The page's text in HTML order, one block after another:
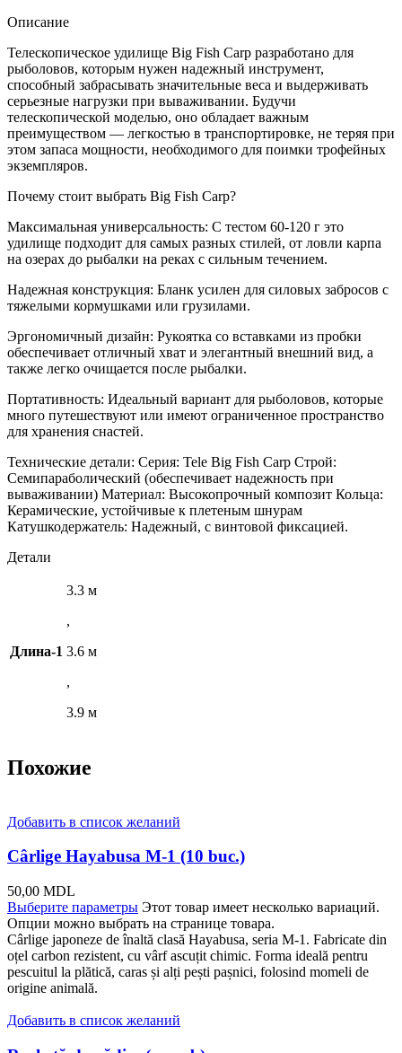
Описание
Телескопическое удилище Big Fish Carp разработано для
рыболовов, которым нужен надежный инструмент,
способный забрасывать значительные веса и выдерживать
серьезные нагрузки при вываживании. Будучи
телескопической моделью, оно обладает важным
преимуществом — легкостью в транспортировке, не теряя при
этом запаса мощности, необходимого для поимки трофейных
экземпляров.
Почему стоит выбрать Big Fish Carp?
Максимальная универсальность: С тестом 60-120 г это
удилище подходит для самых разных стилей, от ловли карпа
на озерах до рыбалки на реках с сильным течением.
Надежная конструкция: Бланк усилен для силовых забросов с
тяжелыми кормушками или грузилами.
Эргономичный дизайн: Рукоятка со вставками из пробки
обеспечивает отличный хват и элегантный внешний вид, а
также легко очищается после рыбалки.
Портативность: Идеальный вариант для рыболовов, которые
много путешествуют или имеют ограниченное пространство
для хранения снастей.
Технические детали: Серия: Tele Big Fish Carp Строй:
Семипараболический (обеспечивает надежность при
вываживании) Материал: Высокопрочный композит Кольца:
Керамические, устойчивые к плетеным шнурам
Катушкодержатель: Надежный, с винтовой фиксацией.
Детали
Длина-1
3.3 м
,
3.6 м
,
3.9 м
Похожие
Добавить в список желаний
Cârlige Hayabusa M-1 (10 buc.)
50,00 MDL
Выберите параметры Этот товар имеет несколько вариаций.
Опции можно выбрать на странице товара.
Cârlige japoneze de înaltă clasă Hayabusa, seria M-1. Fabricate din
oțel carbon rezistent, cu vârf ascuțit chimic. Forma ideală pentru
pescuitul la plătică, caras și alți pești pașnici, folosind momeli de
origine animală.
Добавить в список желаний